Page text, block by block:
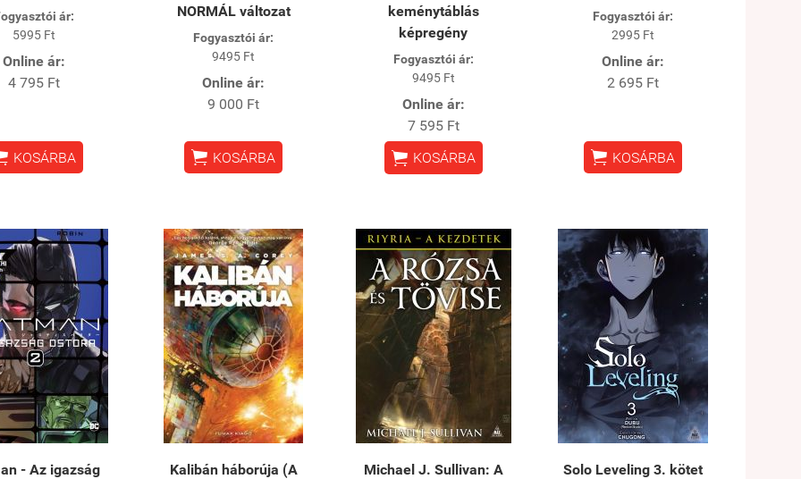
ár:
5995 Ft
Online ár:
4 795 Ft
KOSÁRBA
NORMÁL változat
Fogyasztói ár:
9495 Ft
Online ár:
9 000 Ft
 KOSÁRBA
keménytáblás
képregény
Fogyasztói ár:
9495 Ft
Online ár:
7 595 Ft
 KOSÁRBA
Fogyasztói ár:
2995 Ft
Online ár:
2 695 Ft
 KOSÁRBA
- Az igazság
Kalibán háborúja (A
Michael J. Sullivan: A
Solo Leveling 3. kötet